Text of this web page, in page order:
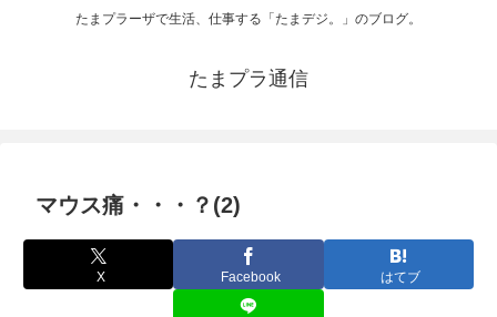
たまプラーザで生活、仕事する「たまデジ。」のブログ。
たまプラ通信
マウス痛・・・？(2)
X Facebook はてブ